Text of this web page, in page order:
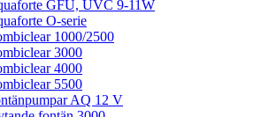
GFU, UVC 9-11W
O-serie
1000/2500
3000
4000
5500
AQ 12 V